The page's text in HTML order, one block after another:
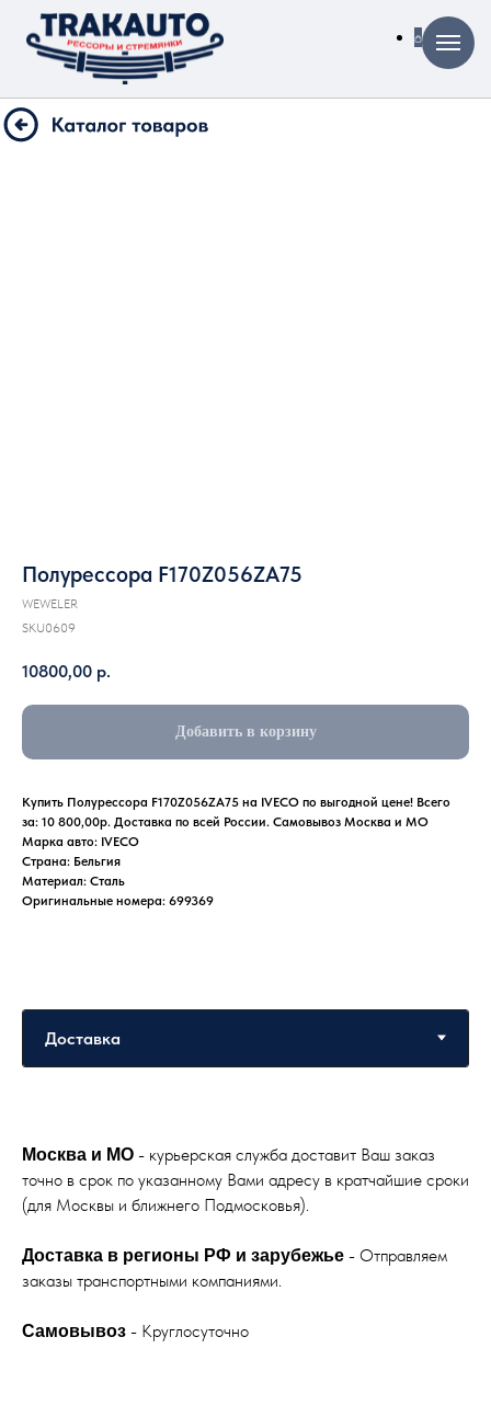
Полурессора F170Z056ZA75
WEWELER
SKU0609
10800,00 р.
Добавить в корзину
Купить Полурессора F170Z056ZA75 на IVECO по выгодной цене! Всего
за: 10 800,00р. Доставка по всей России. Самовывоз Москва и МО
Марка авто: IVECO
Страна: Бельгия
Материал: Сталь
Оригинальные номера: 699369
Москва и МО - курьерская служба доставит Ваш заказ
точно в срок по указанному Вами адресу в кратчайшие сроки
(для Москвы и ближнего Подмосковья).
Доставка в регионы РФ и зарубежье - Отправляем
заказы транспортными компаниями.
Самовывоз - Круглосуточно